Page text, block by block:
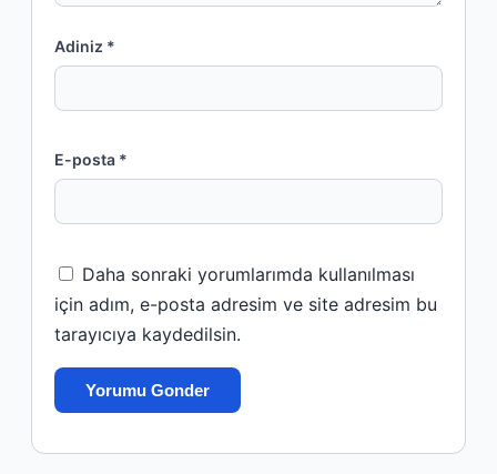
Adiniz *
E-posta *
Daha sonraki yorumlarımda kullanılması
için adım, e-posta adresim ve site adresim bu
tarayıcıya kaydedilsin.